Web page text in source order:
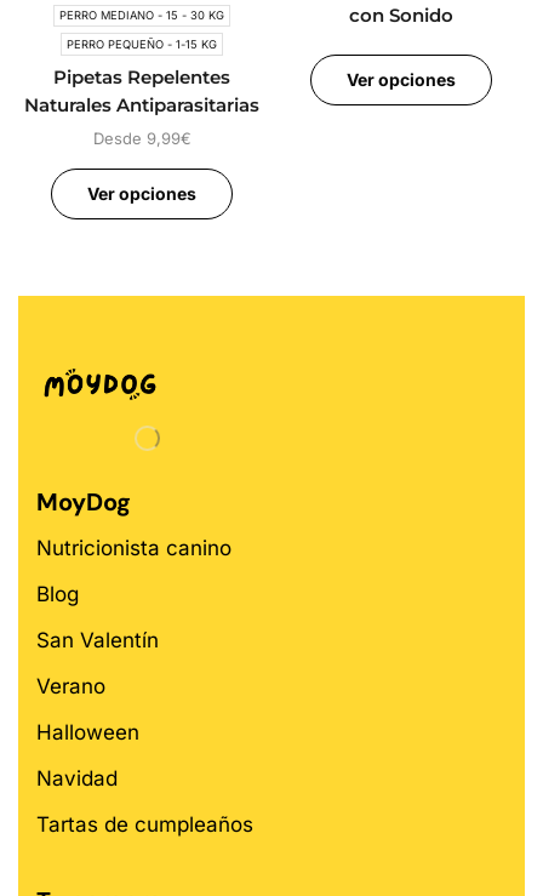
PERRO MEDIANO - 15 - 30 KG
PERRO PEQUEÑO - 1-15 KG
Pipetas Repelentes
Naturales Antiparasitarias
para Perros
Desde 9,99€
Ver opciones
con Sonido
Ver opciones
MoyDog
Nutricionista canino
Blog
San Valentín
Verano
Halloween
Navidad
Tartas de cumpleaños